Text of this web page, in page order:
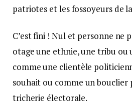
patriotes et les fossoyeurs de
C’est fini ! Nul et personne ne
otage une ethnie, une tribu ou
comme une clientèle
souhait ou comme un bouclier
tricherie électorale.